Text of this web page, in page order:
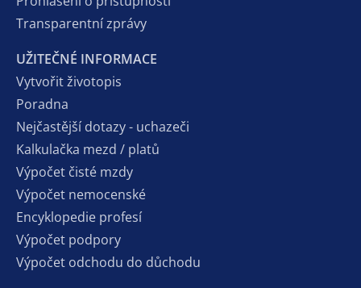
Transparentní zprávy
UŽITEČNÉ INFORMACE
Vytvořit životopis
Poradna
Nejčastější dotazy - uchazeči
Kalkulačka mezd / platů
Výpočet čisté mzdy
Výpočet nemocenské
Encyklopedie profesí
Výpočet podpory
Výpočet odchodu do důchodu